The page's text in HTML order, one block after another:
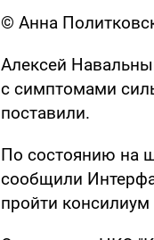
© Анна
Алексей
с симптомами
поставили.
По состоянию на
сообщили
пройти консилиум